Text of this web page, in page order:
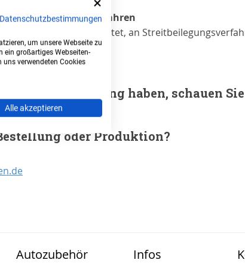
Streitbeilegungsverfahren
bereit noch verpflichtet, an
Status der Lieferung haben, schauen
oder Produktion?
Autozubehör Infos
Datenschutzbestimmungen
um unsere Webseite zu
ein großartiges Webseiten-
uns verwendeten Cookies
Alle akzeptieren